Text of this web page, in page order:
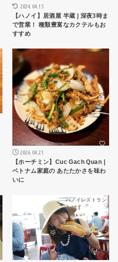
2024.04.15
【ハノイ】居酒屋 半蔵 | 深夜3時ま
で営業！ 種類豊富なカクテルもお
すすめ
HCMCレストラン
2026.04.21
【ホーチミン】Cuc Gach Quan |
ベトナム家庭の あたたかさを味わ
いに
ハノイレストラン